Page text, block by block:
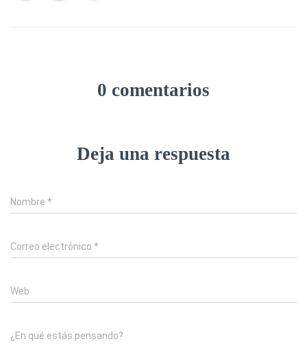
0 comentarios
Deja una respuesta
Nombre *
Correo electrónico *
Web
¿En qué estás pensando?